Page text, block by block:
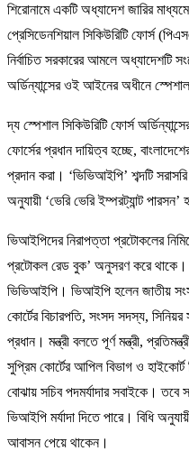
শিরোনামে একটি অধ্যাদেশ জারির মাধ্যমে
প্রেসিডেনশিয়াল সিকিউরিটি ফোর্স
নির্বাচিত সরকারের আমলে অধ্যাদেশটি
অর্ডিন্যান্সের ওই আইনের অধীনে
দ্য স্পেশাল সিকিউরিটি ফোর্স
ফোর্সের প্রধান দায়িত্ব হচ্ছে,
প্রদান করা। ‘ভিভিআইপি’ শব্দটি
অনুযায়ী ‘ভেরি ভেরি ইম্পরট্যান্ট পারসন’
ভিআইপিদের নিরাপত্তা প্রটোকলের
প্রটোকল রেড বুক’ অনুসরণ করে থাকে।
ভিভিআইপি। ভিআইপি হলেন জাতীয়
কোর্টের বিচারপতি, সংসদ সদস্য, সিনিয়র
প্রধান। মন্ত্রী বলতে পূর্ণ মন্ত্রী,
সুপ্রিম কোর্টের আপিল বিভাগ ও
বোঝায় সচিব পদমর্যাদার সবাইকে।
ভিআইপি মর্যাদা দিতে পারে। বিধি
আবাসন পেয়ে থাকেন।